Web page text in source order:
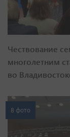
Чествование
многолетним
во
8 фото